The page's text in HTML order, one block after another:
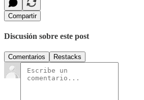
Compartir
Discusión sobre este post
Comentarios Restacks